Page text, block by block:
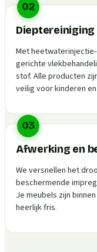
02
Dieptereiniging
Met
gerichte
stof. Alle producten
veilig voor kinderen
03
Afwerking en
We versnellen het
beschermende
Je meubels zijn
heerlijk fris.